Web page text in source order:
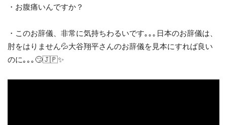
・お腹痛いんですか？
・このお辞儀、非常に気持ちわるいです｡｡｡日本のお辞儀は、
肘をはりません💦大谷翔平さんのお辞儀を見本にすれば良い
のに｡｡｡🙄🇯🇵✨